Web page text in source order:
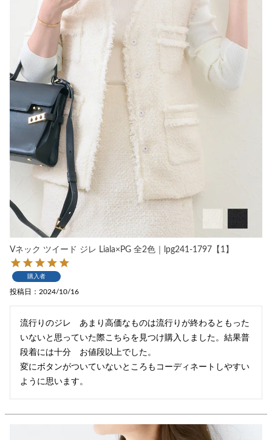
Vネック ツイード ジレ Liala×PG 全2色｜lpg241-1797【1】
購入者
投稿日 2024/10/16
流行りのジレ　あまり高価なものは流行りが終わるともった
いないと思っていた際こちらを見つけ購入しました。結果普
段着には十分　お値段以上でした。
変にボタンがついていないところもコーディネートしやすい
ように思います。